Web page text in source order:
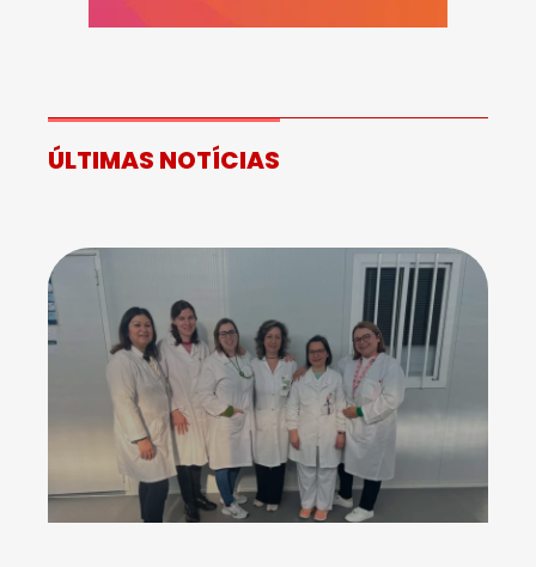
ÚLTIMAS NOTÍCIAS